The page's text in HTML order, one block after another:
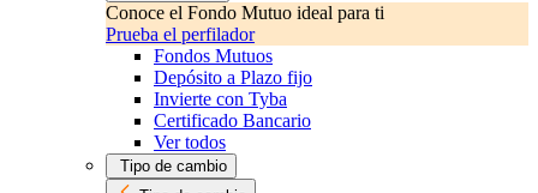
Conoce el Fondo Mutuo ideal para ti
Prueba el perfilador
Fondos Mutuos
Depósito a Plazo fijo
Invierte con Tyba
Certificado Bancario
Ver todos
Tipo de cambio